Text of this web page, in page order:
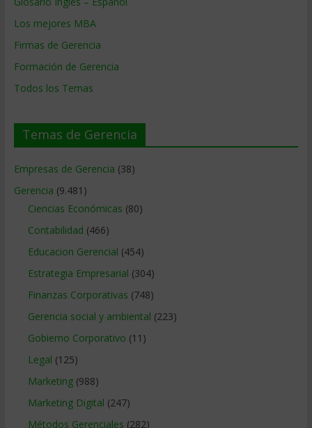
Los mejores MBA
Firmas de Gerencia
Formación de Gerencia
Todos los Temas
Temas de Gerencia
Empresas de Gerencia (38)
Gerencia (9.481)
Ciencias Económicas (80)
Contabilidad (466)
Educacion Gerencial (454)
Estrategia Empresarial (304)
Finanzas Corporativas (748)
Gerencia social y ambiental (223)
Gobierno Corporativo (11)
Legal (125)
Marketing(988)
Marketing Digital (247)
Métodos Gerenciales (282)